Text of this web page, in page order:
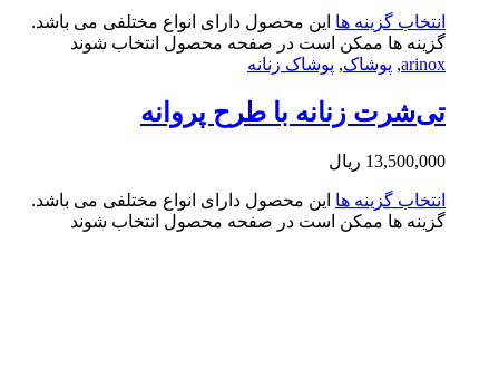
گزینه ها این محصول دارای انواع مختلفی می باشد.
ها ممکن است در صفحه محصول انتخاب شوند
پوشاک,پوشاک زنانه
زنانه با طرح پروانه
ریال
گزینه ها این محصول دارای انواع مختلفی می باشد.
ها ممکن است در صفحه محصول انتخاب شوند